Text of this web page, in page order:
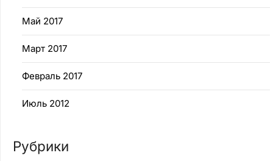
Май 2017
Март 2017
Февраль 2017
Июль 2012
Рубрики